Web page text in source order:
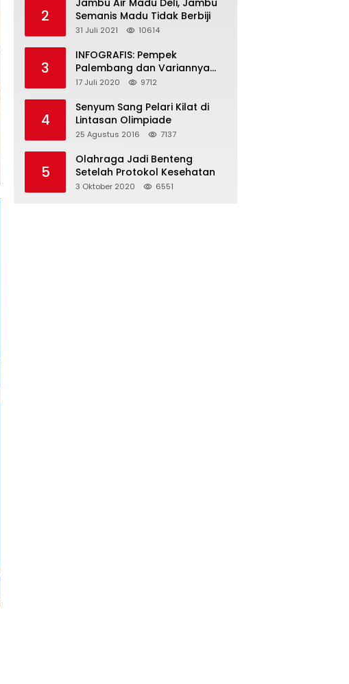
2
Jambu Air Madu Deli, Jambu
Semanis Madu Tidak Berbiji
31 Juli 2021 10614
3
INFOGRAFIS: Pempek
Palembang dan Variannya
yang Melegenda
17 Juli 2020 9712
4
Senyum Sang Pelari Kilat di
Lintasan Olimpiade
25 Agustus 2016 7137
5
Olahraga Jadi Benteng
Setelah Protokol Kesehatan
3 Oktober 2020 6551